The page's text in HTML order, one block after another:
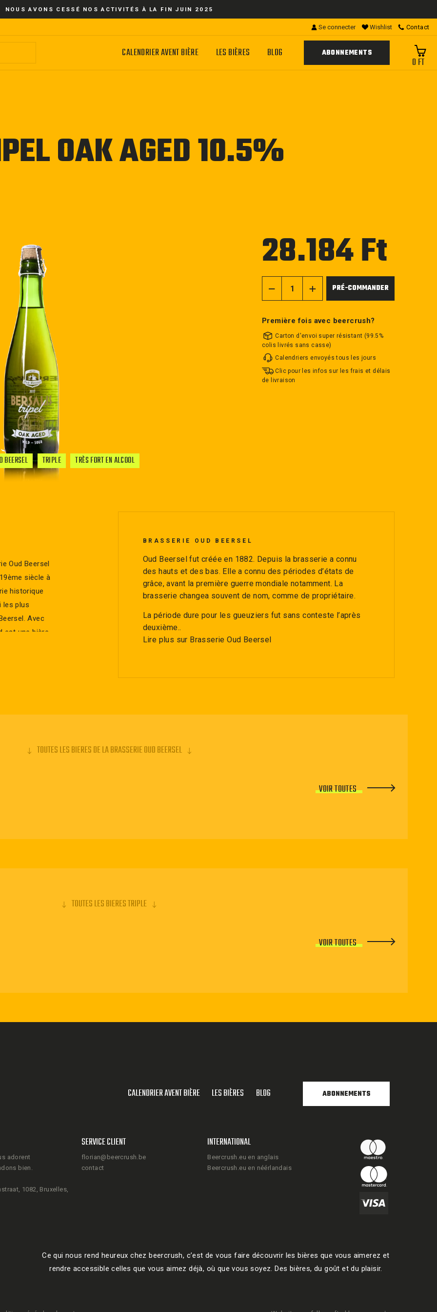
NOUS AVONS CESSÉ NOS ACTIVITÉS À LA FIN JUIN 2025
Se connecter Wishlist Contact
CALENDRIER AVENT BIÈRE LES BIÈRES BLOG ABONNEMENTS
0 FT
OAK AGED 10.5%
BEERSEL TRIPLE TRÈS FORT EN ALCOOL
28.184 Ft
PRÉ-COMMANDER
Première fois avec beercrush?
Carton d'envoi super résistant (99.5%
colis livrés sans casse)
Calendriers envoyés tous les jours
Clic pour les infos sur les frais et délais
de livraison
Oud Beersel
siècle à
historique
les plus
Avec
est une bière
BRASSERIE OUD BEERSEL
Oud Beersel fut créée en 1882. Depuis la brasserie a connu
des hauts et des bas. Elle a connu des périodes d’états de
grâce, avant la première guerre mondiale notamment. La
brasserie changea souvent de nom, comme de propriétaire.
La période dure pour les gueuziers fut sans conteste l’après
deuxième..
Lire plus sur Brasserie Oud Beersel
TOUTES LES BIERES DE LA BRASSERIE OUD BEERSEL
VOIR TOUTES
TOUTES LES BIERES TRIPLE
VOIR TOUTES
CALENDRIER AVENT BIÈRE LES BIÈRES BLOG ABONNEMENTS
adorent
bien.
1082, Bruxelles,
SERVICE CLIENT
florian@beercrush.be
contact
INTERNATIONAL
Beercrush.eu en anglais
Beercrush.eu en néérlandais
Ce qui nous rend heureux chez beercrush, c’est de vous faire découvrir les bières que vous aimerez et
rendre accessible celles que vous aimez déjà, où que vous soyez. Des bières, du goût et du plaisir.